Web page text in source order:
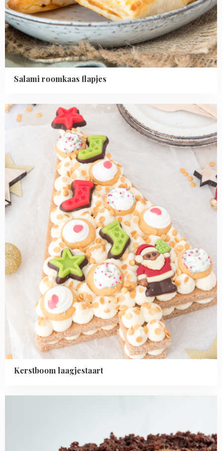
Salami roomkaas flapjes
Kerstboom laagjestaart
Read
more
laagjestaart